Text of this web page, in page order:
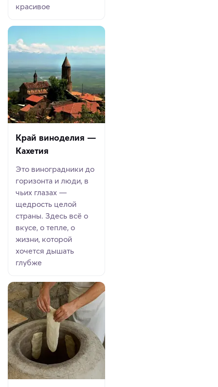
красивое
Край виноделия —
Кахетия
Это виноградники до
горизонта и люди, в
чьих глазах —
щедрость целой
страны. Здесь всё о
вкусе, о тепле, о
жизни, которой
хочется дышать
глубже